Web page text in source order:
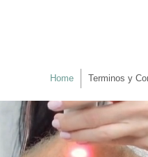
Home Terminos y